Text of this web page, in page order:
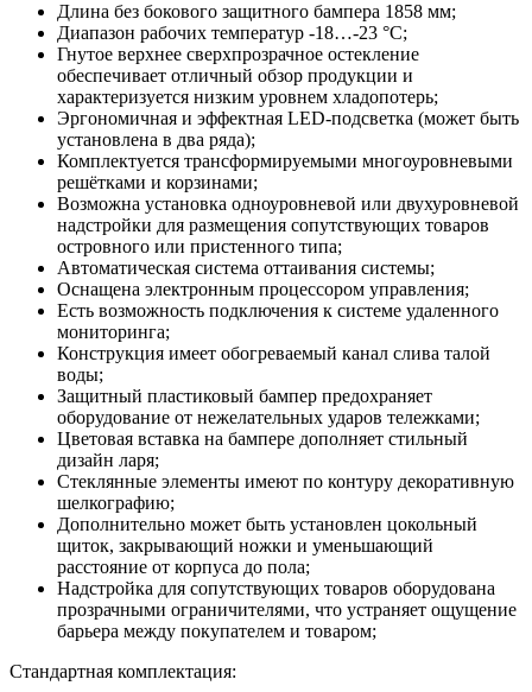
Длина без бокового защитного бампера 1858 мм;
Диапазон рабочих температур -18…-23 °С;
Гнутое верхнее сверхпрозрачное остекление
обеспечивает отличный обзор продукции и
характеризуется низким уровнем хладопотерь;
Эргономичная и эффектная LED-подсветка (может быть
установлена в два ряда);
Комплектуется трансформируемыми многоуровневыми
решётками и корзинами;
Возможна установка одноуровневой или двухуровневой
надстройки для размещения сопутствующих товаров
островного или пристенного типа;
Автоматическая система оттаивания системы;
Оснащена электронным процессором управления;
Есть возможность подключения к системе удаленного
мониторинга;
Конструкция имеет обогреваемый канал слива талой
воды;
Защитный пластиковый бампер предохраняет
оборудование от нежелательных ударов тележками;
Цветовая вставка на бампере дополняет стильный
дизайн ларя;
Стеклянные элементы имеют по контуру декоративную
шелкографию;
Дополнительно может быть установлен цокольный
щиток, закрывающий ножки и уменьшающий
расстояние от корпуса до пола;
Надстройка для сопутствующих товаров оборудована
прозрачными ограничителями, что устраняет ощущение
барьера между покупателем и товаром;
Стандартная комплектация: